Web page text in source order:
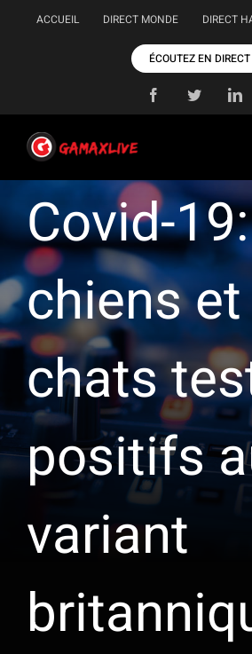
PasserACCUEIL DIRECT MONDE DIRECT
ÉCOUTEZ EN DIRECT
FacebookTwitter
Covid-
chiens
chats
positifs
variant